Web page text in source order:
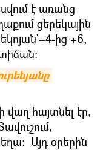
է առանց
ցերեկային
ից +6,
վաղ հայտնել էր,
Այդ օրերին